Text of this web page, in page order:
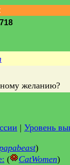
желанию?
| Уровень
)
( CatWomen)